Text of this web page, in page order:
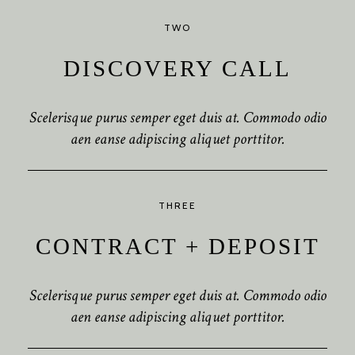
TWO
DISCOVERY CALL
Scelerisque purus semper eget duis at. Commodo odio
aen eanse adipiscing aliquet porttitor.
THREE
CONTRACT + DEPOSIT
Scelerisque purus semper eget duis at. Commodo odio
aen eanse adipiscing aliquet porttitor.